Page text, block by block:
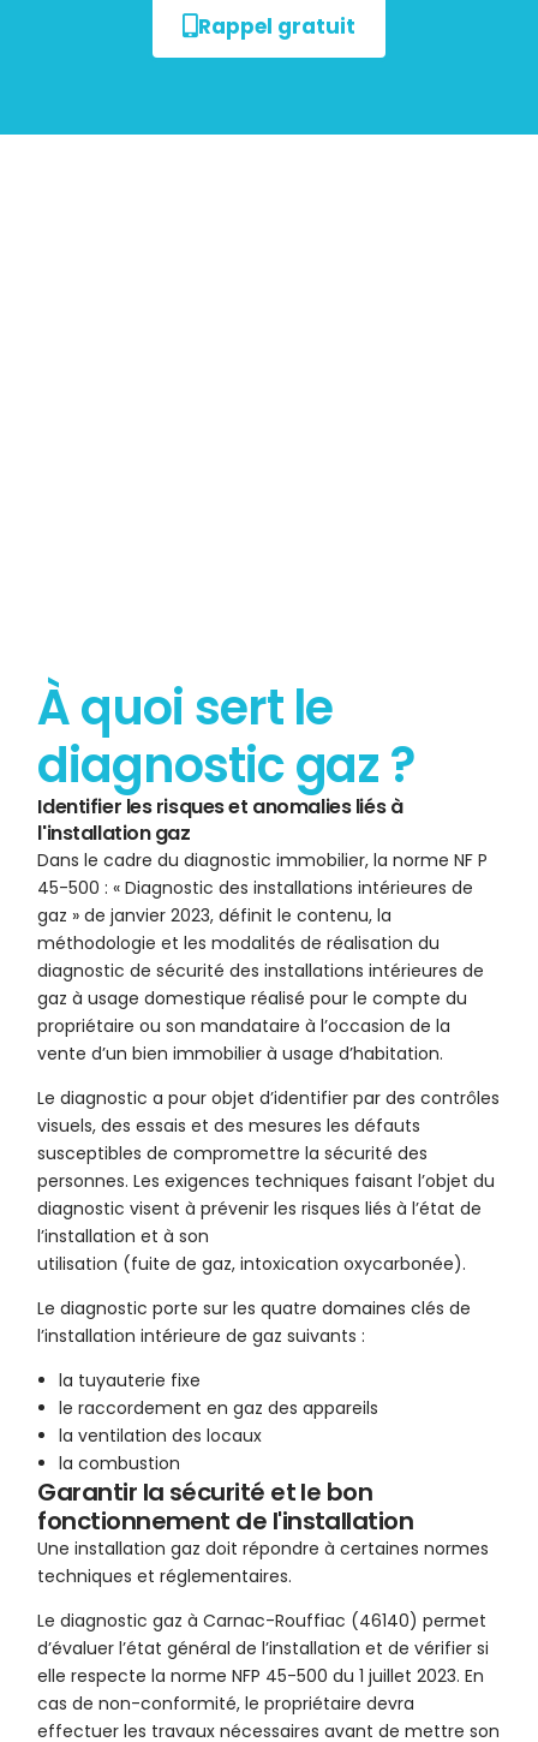
Rappel gratuit
À quoi sert le
diagnostic gaz ?
Identifier les risques et anomalies liés à
l'installation gaz
Dans le cadre du diagnostic immobilier, la norme NF P
45-500 : « Diagnostic des installations intérieures de
gaz » de janvier 2023, définit le contenu, la
méthodologie et les modalités de réalisation du
diagnostic de sécurité des installations intérieures de
gaz à usage domestique réalisé pour le compte du
propriétaire ou son mandataire à l’occasion de la
vente d’un bien immobilier à usage d’habitation.
Le diagnostic a pour objet d’identifier par des contrôles
visuels, des essais et des mesures les défauts
susceptibles de compromettre la sécurité des
personnes. Les exigences techniques faisant l’objet du
diagnostic visent à prévenir les risques liés à l’état de
l’installation et à son
utilisation (fuite de gaz, intoxication oxycarbonée).
Le diagnostic porte sur les quatre domaines clés de
l’installation intérieure de gaz suivants :
la tuyauterie fixe
le raccordement en gaz des appareils
la ventilation des locaux
la combustion
Garantir la sécurité et le bon
fonctionnement de l'installation
Une installation gaz doit répondre à certaines normes
techniques et réglementaires.
Le diagnostic gaz à Carnac-Rouffiac (46140) permet
d’évaluer l’état général de l’installation et de vérifier si
elle respecte la norme NFP 45-500 du 1 juillet 2023. En
cas de non-conformité, le propriétaire devra
effectuer les travaux nécessaires avant de mettre son